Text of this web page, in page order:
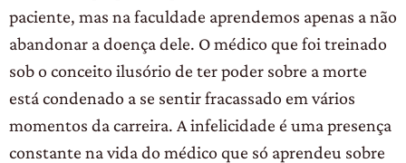
paciente, mas na faculdade aprendemos apenas a não
abandonar a doença dele. O médico que foi treinado
sob o conceito ilusório de ter poder sobre a morte
está condenado a se sentir fracassado em vários
momentos da carreira. A infelicidade é uma presença
constante na vida do médico que só aprendeu sobre